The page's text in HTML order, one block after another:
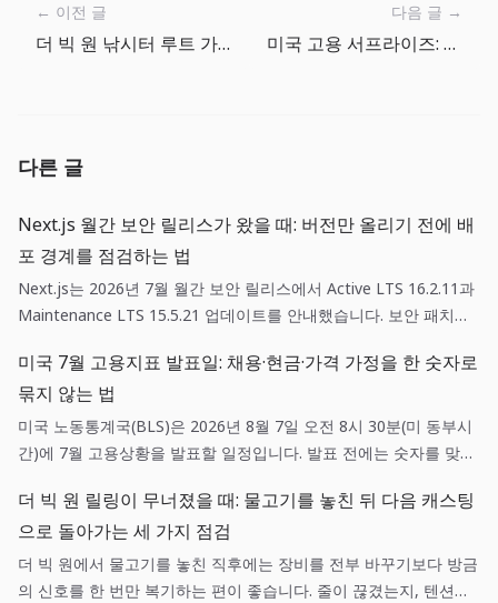
← 이전 글
더 빅 원 낚시터 루트 가이드: 다음 캐스팅을 어디에 던질까
다음 글 →
미국 고용 서프라이즈: 금리 인하보다 비용 체력이 먼저인 이유
다른 글
Next.js 월간 보안 릴리스가 왔을 때: 버전만 올리기 전에 배
포 경계를 점검하는 법
Next.js는 2026년 7월 월간 보안 릴리스에서 Active LTS 16.2.11과
Maintenance LTS 15.5.21 업데이트를 안내했습니다. 보안 패치는
기 기준을 함께 갖춘 배포 작업입니다.
미국 7월 고용지표 발표일: 채용·현금·가격 가정을 한 숫자로
묶지 않는 법
미국 노동통계국(BLS)은 2026년 8월 7일 오전 8시 30분(미 동부시
간)에 7월 고용상황을 발표할 일정입니다. 발표 전에는 숫자를 맞히
질지 미리 정하는 편이 실무에 도움이 됩니다.
더 빅 원 릴링이 무너졌을 때: 물고기를 놓친 뒤 다음 캐스팅
으로 돌아가는 세 가지 점검
더 빅 원에서 물고기를 놓친 직후에는 장비를 전부 바꾸기보다 방금
의 신호를 한 번만 복기하는 편이 좋습니다. 줄이 끊겼는지, 텐션이